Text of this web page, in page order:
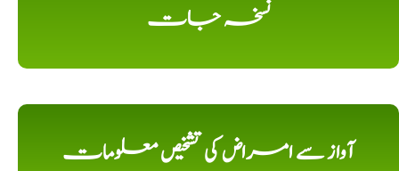
نسخہ جات
آواز سے امراض کی تشخیص معلومات